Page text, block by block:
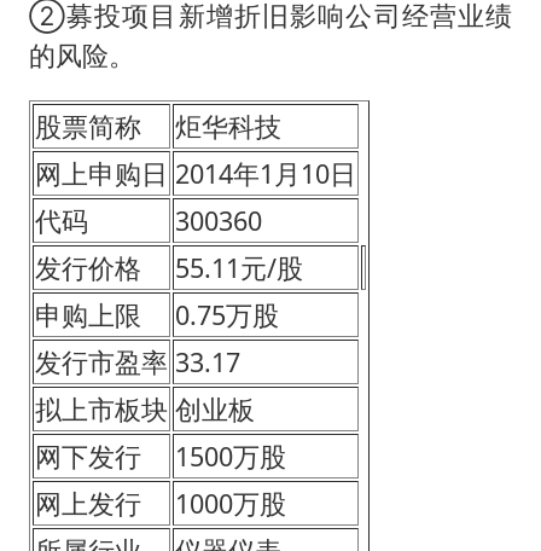
②募投项目新增折旧影响公司经营业绩
的风险。
股票简称
炬华科技
网上申购日 2014年1月10日
代码
300360
发行价格
55.11元/股
申购上限
0.75万股
发行市盈率 33.17
拟上市板块 创业板
网下发行
1500万股
网上发行
1000万股